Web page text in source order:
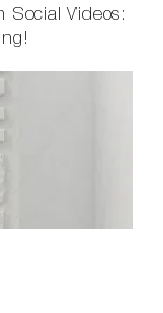
Social Videos: